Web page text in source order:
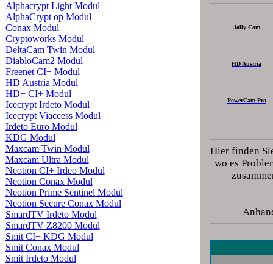
Alphacrypt Light Modul
AlphaCrypt op Modul
Conax Modul
Cryptoworks Modul
DeltaCam Twin Modul
DiabloCam2 Modul
Freenet CI+ Modul
HD Austria Modul
HD+ CI+ Modul
Icecrypt Irdeto Modul
Icecrypt Viaccess Modul
Irdeto Euro Modul
KDG Modul
Maxcam Twin Modul
Maxcam Ultra Modul
Neotion CI+ Irdeo Modul
Neotion Conax Modul
Neotion Prime Sentinel Modul
Neotion Secure Conax Modul
SmardTV Irdeto Modul
SmardTV Z8200 Modul
Smit CI+ KDG Modul
Smit Conax Modul
Smit Irdeto Modul
Jolly Cam
HD Austria
PowerCam Pro
Hier finden
wo es